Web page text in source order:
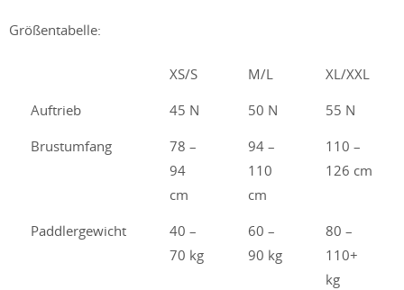
Größentabelle:
XS/S M/L
XL/XXL
Auftrieb
45 N 50 N
55 N
Brustumfang
78 –
94
cm
94 –
110
cm
110 –
126 cm
Paddlergewicht
40 –
70 kg
60 –
90 kg
80 –
110+
kg